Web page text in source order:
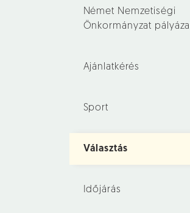
Német Nemzetiségi
Önkormányzat
Ajánlatkérés
Sport
Választás
Időjárás